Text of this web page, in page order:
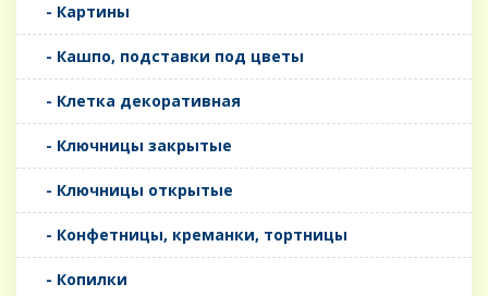
- Картины
- Кашпо, подставки под цветы
- Клетка декоративная
- Ключницы закрытые
- Ключницы открытые
- Конфетницы, креманки, тортницы
- Копилки